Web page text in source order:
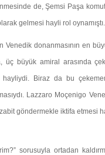
de, Şemsi Paşa
gelmesi hayli rol oynamıştı.
donanmasının en
büyük amiral arasında
Biraz da bu
Lazzaro Moçenigo
göndermekle iktifa etmesi
sorusuyla ortadan